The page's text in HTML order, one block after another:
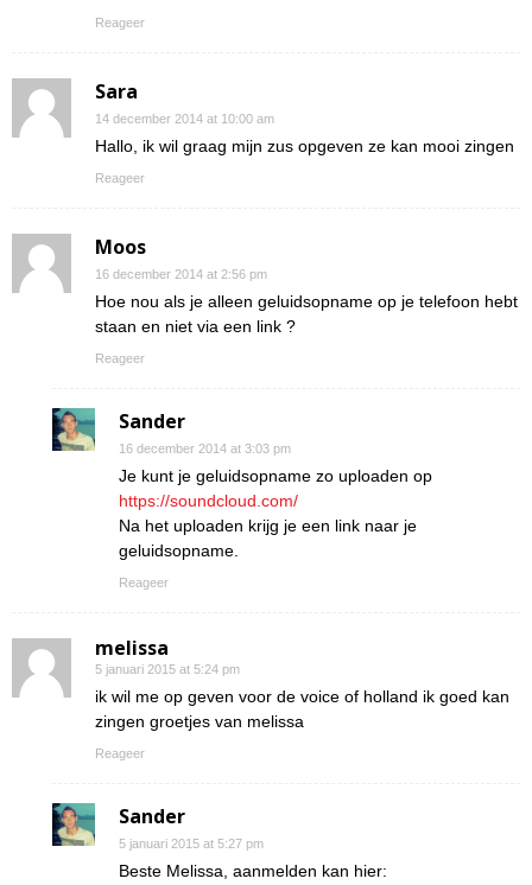
Reageer
Sara
14 december 2014 at 10:00 am
Hallo, ik wil graag mijn zus opgeven ze kan mooi zingen
Reageer
Moos
16 december 2014 at 2:56 pm
Hoe nou als je alleen geluidsopname op je telefoon hebt
staan en niet via een link ?
Reageer
Sander
16 december 2014 at 3:03 pm
Je kunt je geluidsopname zo uploaden op
https://soundcloud.com/
Na het uploaden krijg je een link naar je
geluidsopname.
Reageer
melissa
5 januari 2015 at 5:24 pm
ik wil me op geven voor de voice of holland ik goed kan
zingen groetjes van melissa
Reageer
Sander
5 januari 2015 at 5:27 pm
Beste Melissa, aanmelden kan hier: